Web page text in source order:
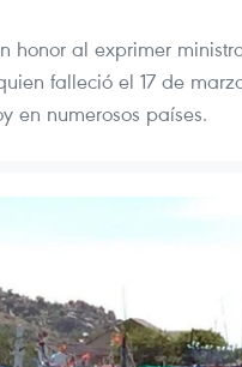
honor al exprimer
falleció el 17 de
en numerosos países.